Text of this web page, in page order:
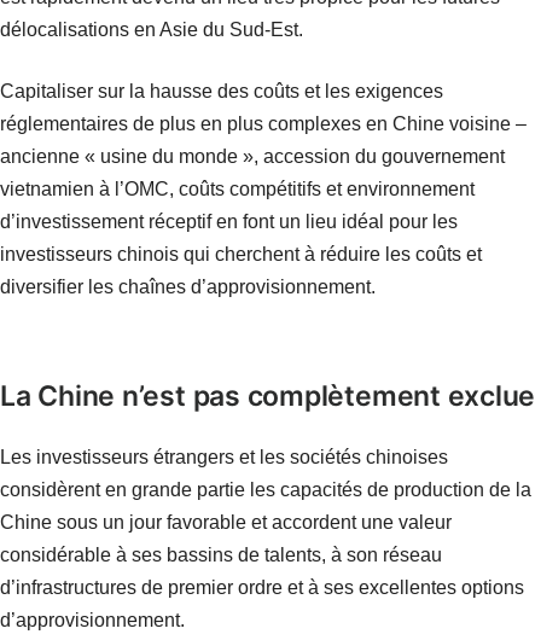
délocalisations en Asie du Sud-Est.
Capitaliser sur la hausse des coûts et les exigences
réglementaires de plus en plus complexes en Chine voisine –
ancienne « usine du monde », accession du gouvernement
vietnamien à l’OMC, coûts compétitifs et environnement
d’investissement réceptif en font un lieu idéal pour les
investisseurs chinois qui cherchent à réduire les coûts et
diversifier les chaînes d’approvisionnement.
La Chine n’est pas complètement exclue
Les investisseurs étrangers et les sociétés chinoises
considèrent en grande partie les capacités de production de la
Chine sous un jour favorable et accordent une valeur
considérable à ses bassins de talents, à son réseau
d’infrastructures de premier ordre et à ses excellentes options
d’approvisionnement.